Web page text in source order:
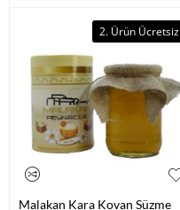
2. Ürün Ücretsiz
Malakan Kara Kovan Süzme